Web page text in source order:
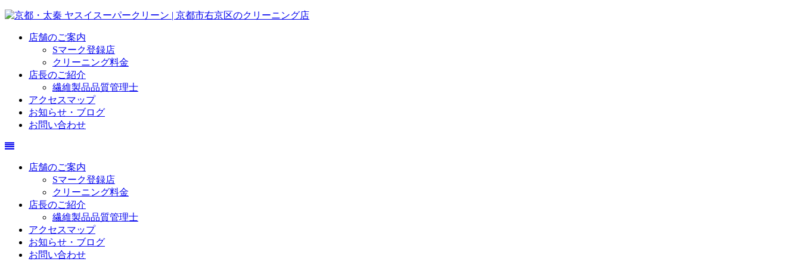
店舗のご案内
Sマーク登録店
クリーニング料金
店長のご紹介
繊維製品品質管理士
アクセスマップ
お知らせ・ブログ
お問い合わせ
店舗のご案内
Sマーク登録店
クリーニング料金
店長のご紹介
繊維製品品質管理士
アクセスマップ
お知らせ・ブログ
お問い合わせ